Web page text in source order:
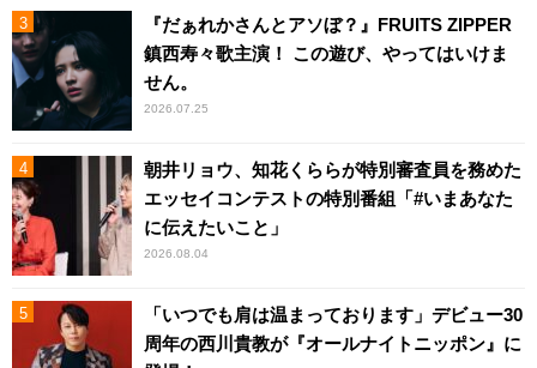
『だぁれかさんとアソぼ？』FRUITS ZIPPER
鎮西寿々歌主演！ この遊び、やってはいけま
せん。
2026.07.25
朝井リョウ、知花くららが特別審査員を務めた
エッセイコンテストの特別番組「#いまあなた
に伝えたいこと」
2026.08.04
「いつでも肩は温まっております」デビュー30
周年の西川貴教が『オールナイトニッポン』に